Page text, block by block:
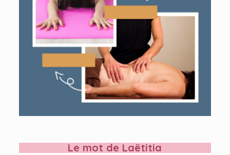
Le mot de Laëtitia